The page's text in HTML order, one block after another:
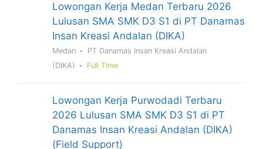
Lowongan Kerja Medan Terbaru 2026
Lulusan SMA SMK D3 S1 di PT Danamas
Insan Kreasi Andalan (DIKA)
Medan
PT Danamas Insan Kreasi Andalan
(DIKA)
Full Time
Lowongan Kerja Purwodadi Terbaru
2026 Lulusan SMA SMK D3 S1 di PT
Danamas Insan Kreasi Andalan (DIKA)
(Field Support)